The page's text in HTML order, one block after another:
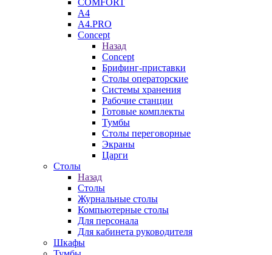
COMFORT
A4
A4.PRO
Concept
Назад
Concept
Брифинг-приставки
Столы операторские
Системы хранения
Рабочие станции
Готовые комплекты
Тумбы
Столы переговорные
Экраны
Царги
Столы
Назад
Столы
Журнальные столы
Компьютерные столы
Для персонала
Для кабинета руководителя
Шкафы